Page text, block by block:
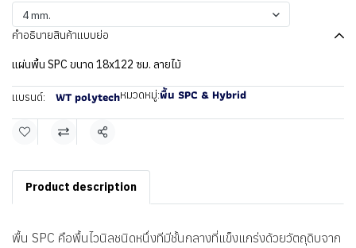
4 mm.
คำอธิบายสินค้าแบบย่อ
แผ่นพื้น SPC ขนาด 18x122 ซม. ลายไม้
แบรนด์: WT polytechหมวดหมู่:พื้น SPC & Hybrid
แชร์
Product description
พื้น SPC คือพื้นไวนิลชนิดหนึ่งทีมีชั้นกลางที่แข็งแกร่งด้วยวัตถุดิบจาก